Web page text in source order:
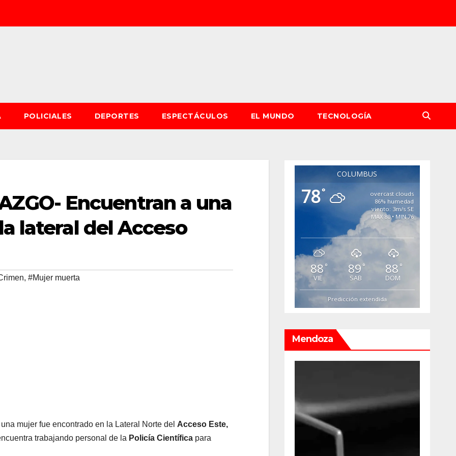
POLICIALES DEPORTES ESPECTÁCULOS EL MUNDO TECNOLOGÍA
Encuentran a una
lateral del Acceso
, #Mujer muerta
mujer fue encontrado en la Lateral Norte del Acceso Este,
trabajando personal de la Policía Científica para
COLUMBUS
78°
overcast clouds
86% humedad
viento: 3m/s SE
MAX 80 • MIN 76
88°
VIE
89 °
SAB
88 °
DOM
Predicción extendida
Mendoza